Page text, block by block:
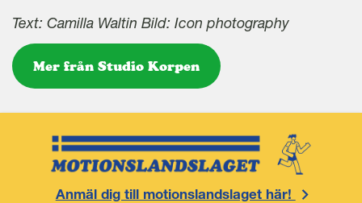
Text: Camilla Waltin Bild: Icon photography
Mer från Studio Korpen
Anmäl dig till motionslandslaget här!